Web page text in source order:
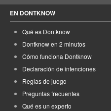
EN DONTKNOW
Qué es Dontknow
Dontknow en 2 minutos
Cómo funciona Dontknow
Declaración de intenciones
Reglas de juego
Preguntas frecuentes
Qué es un experto